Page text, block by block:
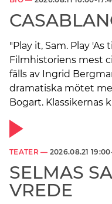
"Play it, Sam. Play 'As
Filmhistoriens mest
fälls av Ingrid
dramatiska mötet
Bogart. Klassikernas
TEATER — 2026.08.21
SELMAS
VREDE